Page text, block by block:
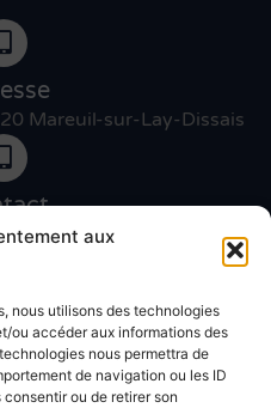
aux
nous utilisons des technologies
ou accéder aux informations des
nous permettra de
de navigation ou les ID
ou de retirer son
Mareuil-sur-Lay-Dissais
89 83
31 09